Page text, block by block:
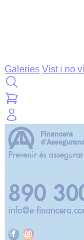
Galeries Vist i no